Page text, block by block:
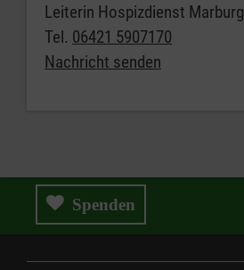
Leiterin Hospizdienst Marburg
Tel. 06421 5907170
Nachricht senden
Spenden